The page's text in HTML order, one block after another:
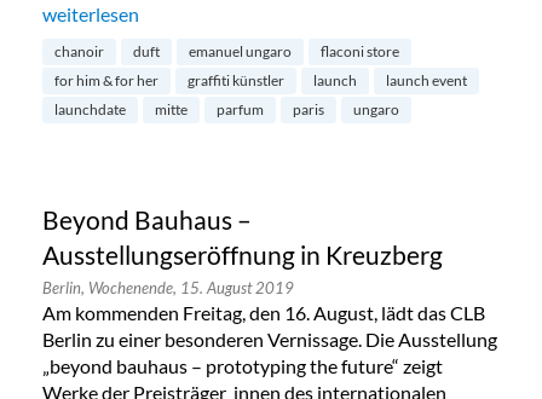
„Duftlancierung von Emanuel Ungaro in Mitte“
weiterlesen
chanoir duft emanuel ungaro
flaconi store
for him & for her
graffiti künstler launch
launch event
launchdate
mitte parfum paris ungaro
Beyond Bauhaus –
Ausstellungseröffnung in Kreuzberg
Berlin, Wochenende, 15. August 2019
Am kommenden Freitag, den 16. August, lädt das CLB
Berlin zu einer besonderen Vernissage. Die Ausstellung
„beyond bauhaus – prototyping the future“ zeigt
Werke der Preisträger_innen des internationalen